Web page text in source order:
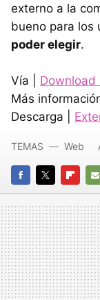
externo a la
bueno para los
poder elegir.
Vía | Download
Más
Descarga |
FACEBOOK
TWITTER
E-
TEMAS Web